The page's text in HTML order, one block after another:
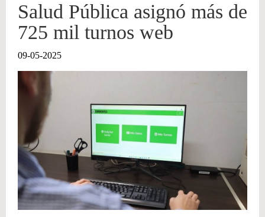
Salud Pública asignó más de
725 mil turnos web
09-05-2025